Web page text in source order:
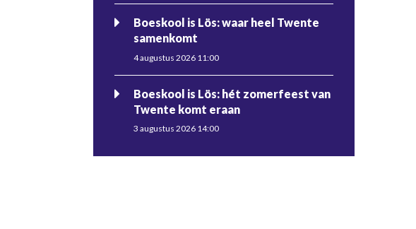
Boeskool is Lös: waar heel Twente
samenkomt
4 augustus 2026 11:00
Boeskool is Lös: hét zomerfeest van
Twente komt eraan
3 augustus 2026 14:00